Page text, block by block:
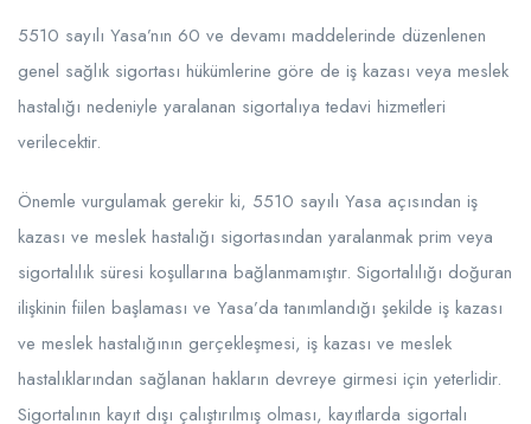
5510 sayılı Yasa’nın 60 ve devamı maddelerinde düzenlenen
genel sağlık sigortası hükümlerine göre de iş kazası veya meslek
hastalığı nedeniyle yaralanan sigortalıya tedavi hizmetleri
verilecektir.
Önemle vurgulamak gerekir ki, 5510 sayılı Yasa açısından iş
kazası ve meslek hastalığı sigortasından yaralanmak prim veya
sigortalılık süresi koşullarına bağlanmamıştır. Sigortalılığı doğuran
ilişkinin fiilen başlaması ve Yasa’da tanımlandığı şekilde iş kazası
ve meslek hastalığının gerçekleşmesi, iş kazası ve meslek
hastalıklarından sağlanan hakların devreye girmesi için yeterlidir.
Sigortalının kayıt dışı çalıştırılmış olması, kayıtlarda sigortalı